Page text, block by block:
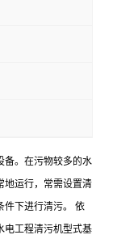
备。在污物较多的水
地运行，常需设置清
件下进行清污。 依
电工程清污机型式基